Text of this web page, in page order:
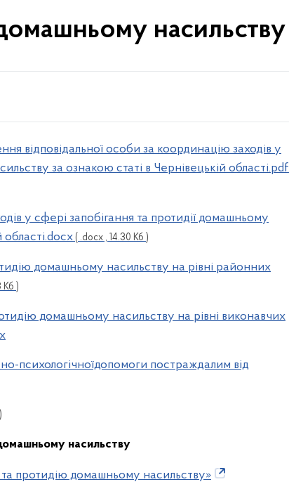
насильству
відповідальної особи за координацію заходів у
за ознакою статі в Чернівецькій області.pdf
у сфері запобігання та протидії домашньому
області.docx ( .docx , 14.30 Кб )
домашньому насильству на рівні районних
Кб )
домашньому насильству на рівні виконавчих
психологічноїдопомоги постраждалим від
насильству
протидію домашньому насильству»